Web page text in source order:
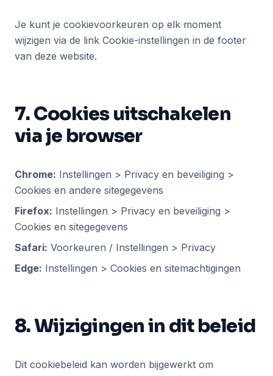
Je kunt je cookievoorkeuren op elk moment
wijzigen via de link Cookie-instellingen in de footer
van deze website.
7. Cookies uitschakelen
via je browser
Chrome: Instellingen > Privacy en beveiliging >
Cookies en andere sitegegevens
Firefox: Instellingen > Privacy en beveiliging >
Cookies en sitegegevens
Safari: Voorkeuren / Instellingen > Privacy
Edge: Instellingen > Cookies en sitemachtigingen
8. Wijzigingen in dit beleid
Dit cookiebeleid kan worden bijgewerkt om